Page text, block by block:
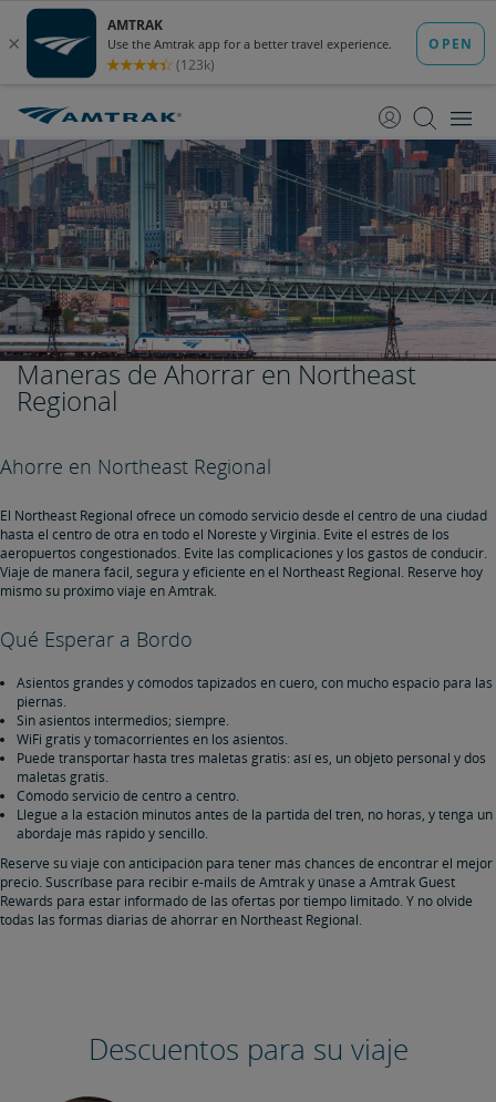
Contenido
Navegación
Maneras de Ahorrar en Northeast
Regional
Ahorre en Northeast Regional
El Northeast Regional ofrece un cómodo servicio desde el centro de una ciudad
hasta el centro de otra en todo el Noreste y Virginia. Evite el estrés de los
aeropuertos congestionados. Evite las complicaciones y los gastos de conducir.
Viaje de manera fácil, segura y eficiente en el Northeast Regional. Reserve hoy
mismo su próximo viaje en Amtrak.
Qué Esperar a Bordo
Asientos grandes y cómodos tapizados en cuero, con mucho espacio para las
piernas.
Sin asientos intermedios; siempre.
WiFi gratis y tomacorrientes en los asientos.
Puede transportar hasta tres maletas gratis: así es, un objeto personal y dos
maletas gratis.
Cómodo servicio de centro a centro.
Llegue a la estación minutos antes de la partida del tren, no horas, y tenga un
abordaje más rápido y sencillo.
Reserve su viaje con anticipación para tener más chances de encontrar el mejor
precio. Suscríbase para recibir e-mails de Amtrak y únase a Amtrak Guest
Rewards para estar informado de las ofertas por tiempo limitado. Y no olvide
todas las formas diarias de ahorrar en Northeast Regional.
Descuentos para su viaje